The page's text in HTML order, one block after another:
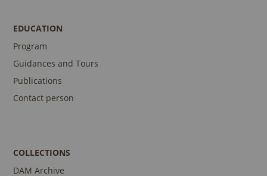
EDUCATION
Program
Guidances and Tours
Publications
Contact person
COLLECTIONS
DAM Archive